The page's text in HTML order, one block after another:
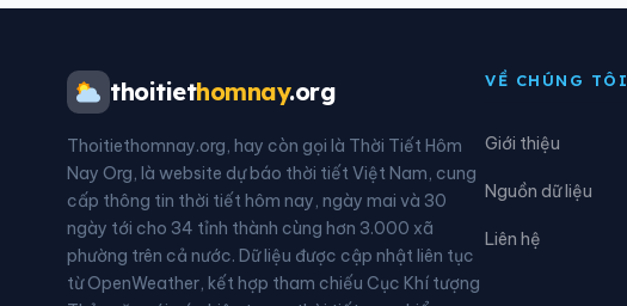
Xã Quảng Uyên
Xã Thành Công Xã Thanh Long
Xã Tổng Cọt
Xã Vinh Quý
thoitiethomnay.org
Thoitiethomnay.org, hay còn gọi là Thời Tiết Hôm
Nay Org, là website dự báo thời tiết Việt Nam, cung
cấp thông tin thời tiết hôm nay, ngày mai và 30
ngày tới cho 34 tỉnh thành cùng hơn 3.000 xã
phường trên cả nước. Dữ liệu được cập nhật liên tục
từ OpenWeather, kết hợp tham chiếu Cục Khí tượng
VỀ CHÚNG TÔI
Giới thiệu
Nguồn dữ liệu
Liên hệ